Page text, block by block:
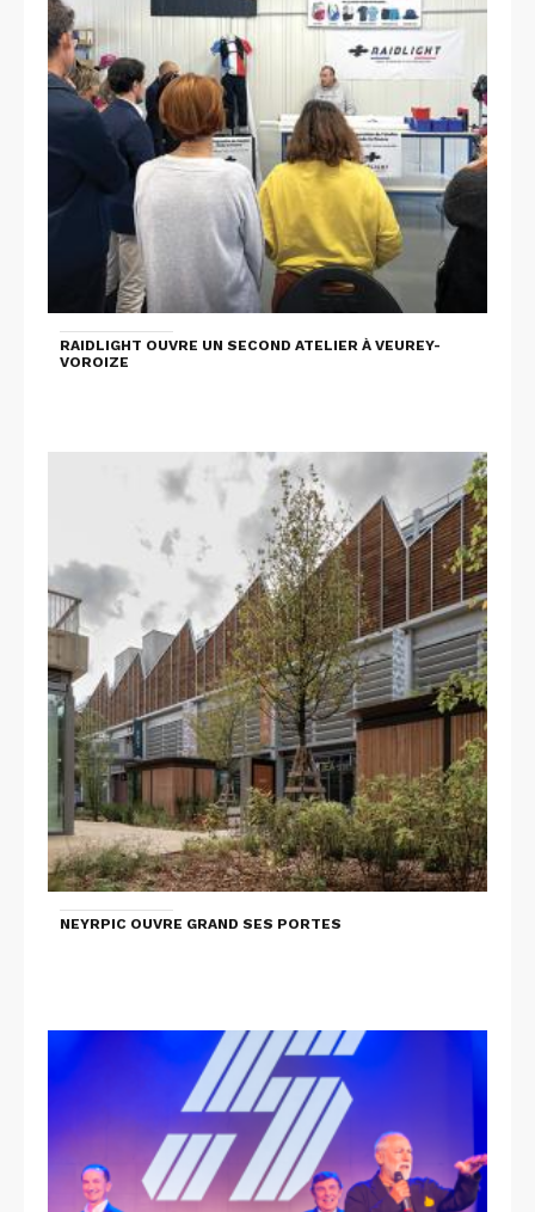
RAIDLIGHT OUVRE UN SECOND ATELIER À VEUREY-
VOROIZE
NEYRPIC OUVRE GRAND SES PORTES